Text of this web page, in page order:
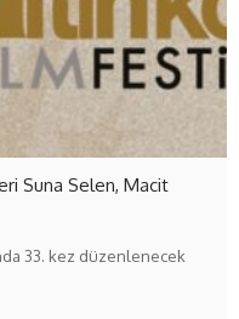
Suna Selen, Macit
33. kez düzenlenecek